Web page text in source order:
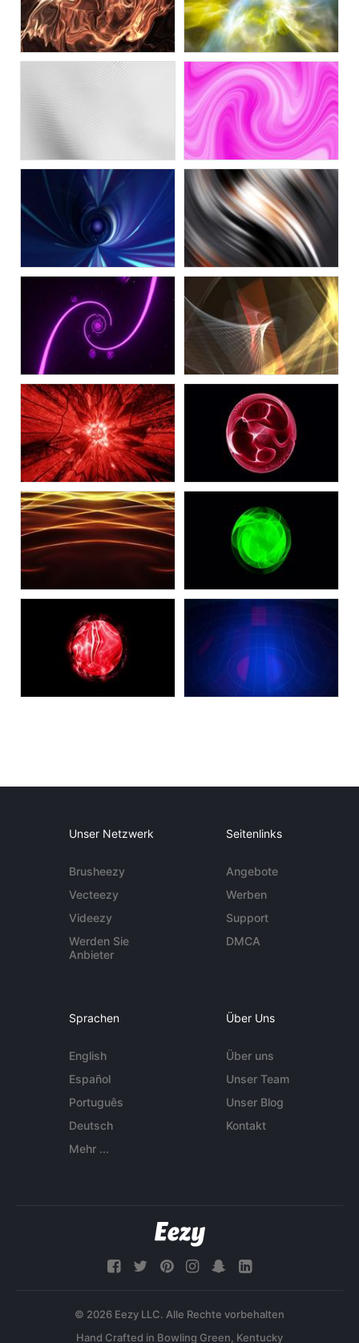
Unser Netzwerk
Brusheezy
Vecteezy
Videezy
Werden Sie
Anbieter
Seitenlinks
Angebote
Werben
Support
DMCA
Sprachen
English
Español
Português
Deutsch
Mehr ...
Über Uns
Über uns
Unser Team
Unser Blog
Kontakt
© 2026 Eezy LLC. Alle Rechte vorbehalten